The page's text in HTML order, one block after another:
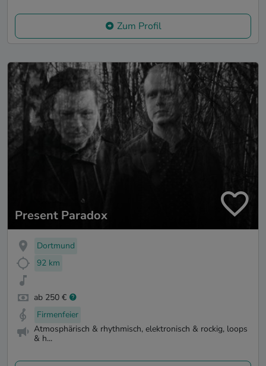
Zum Profil
Present Paradox
Dortmund
92 km
ab 250 €
Firmenfeier
Atmosphärisch & rhythmisch, elektronisch & rockig, loops
& h...